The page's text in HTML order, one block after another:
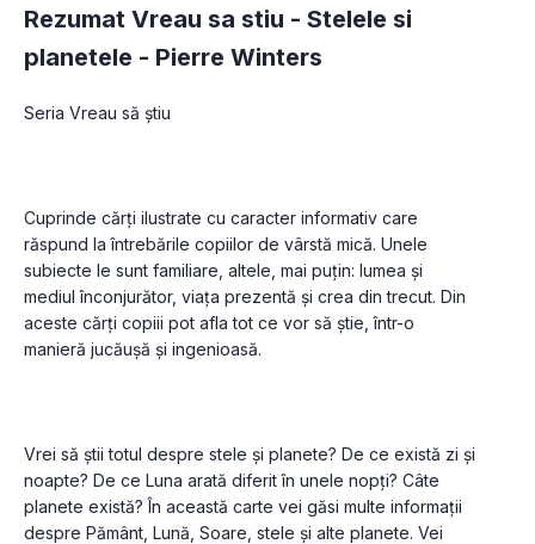
Rezumat Vreau sa stiu - Stelele si
planetele - Pierre Winters
Cuprinde cărți ilustrate cu caracter informativ care
răspund la întrebările copiilor de vârstă mică. Unele
subiecte le sunt familiare, altele, mai puțin: lumea și
mediul înconjurător, viața prezentă și crea din trecut. Din
aceste cărți copiii pot afla tot ce vor să știe, într-o
Vrei să știi totul despre stele și planete? De ce există zi și
noapte? De ce Luna arată diferit în unele nopți? Câte
planete există? În această carte vei găsi multe informații
despre Pământ, Lună, Soare, stele și alte planete. Vei